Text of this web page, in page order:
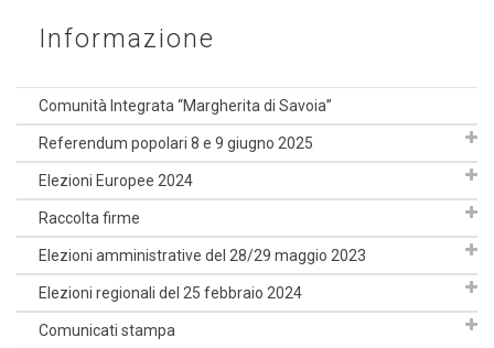
Informazione
Comunità Integrata “Margherita di Savoia”
Referendum popolari 8 e 9 giugno 2025
Elezioni Europee 2024
Raccolta firme
Elezioni amministrative del 28/29 maggio 2023
Elezioni regionali del 25 febbraio 2024
Comunicati stampa